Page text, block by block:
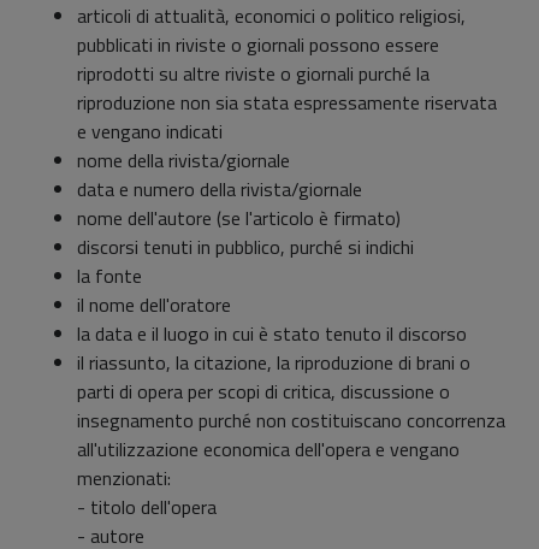
articoli di attualità, economici o politico religiosi,
pubblicati in riviste o giornali possono essere
riprodotti su altre riviste o giornali purché la
riproduzione non sia stata espressamente riservata
e vengano indicati
nome della rivista/giornale
data e numero della rivista/giornale
nome dell'autore (se l'articolo è firmato)
discorsi tenuti in pubblico, purché si indichi
la fonte
il nome dell'oratore
la data e il luogo in cui è stato tenuto il discorso
il riassunto, la citazione, la riproduzione di brani o
parti di opera per scopi di critica, discussione o
insegnamento purché non costituiscano concorrenza
all'utilizzazione economica dell'opera e vengano
menzionati:
- titolo dell'opera
- autore